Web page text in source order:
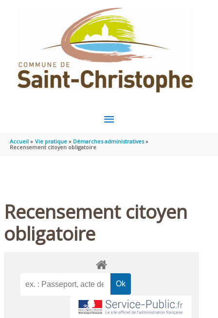
MENU
PRINCIPAL
Accueil Vie pratique
Démarches administratives
Recensement citoyen obligatoire
Recensement citoyen
obligatoire